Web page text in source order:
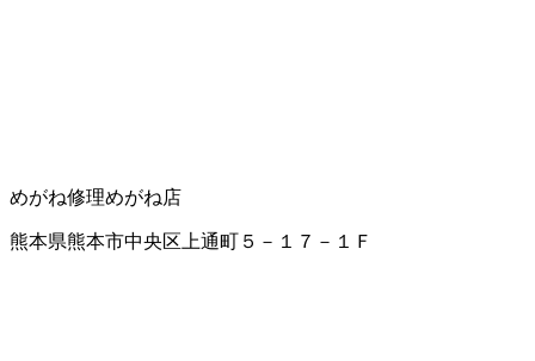
めがね修理めがね店
熊本県熊本市中央区上通町５－１７－１Ｆ